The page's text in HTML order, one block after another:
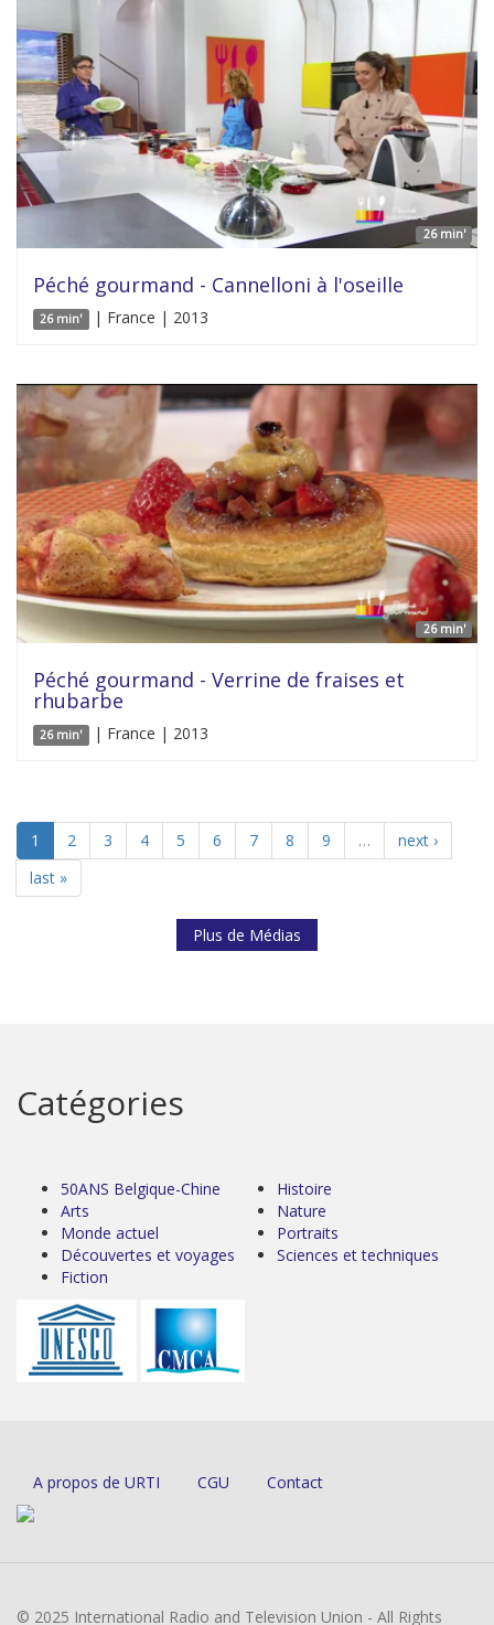
26 min'
Péché gourmand - Cannelloni à l'oseille
26 min' | France | 2013
26 min'
Péché gourmand - Verrine de fraises et
rhubarbe
26 min' | France | 2013
1 2 3 4 5 6 7 8 9 …
next ›
last »
Plus de Médias
Catégories
50ANS Belgique-Chine
Arts
Monde actuel
Découvertes et voyages
Fiction
Histoire
Nature
Portraits
Sciences et techniques
A propos de URTI CGU Contact
© 2025 International Radio and Television Union - All Rights